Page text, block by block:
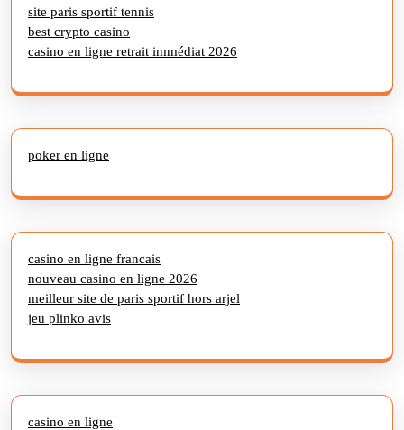
site paris sportif tennis
best crypto casino
casino en ligne retrait immédiat 2026
poker en ligne
casino en ligne francais
nouveau casino en ligne 2026
meilleur site de paris sportif hors arjel
jeu plinko avis
casino en ligne